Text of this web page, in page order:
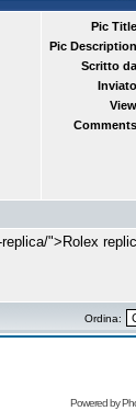
Pic
Pic
Scritto
">Rolex
Ordina:
Powered by